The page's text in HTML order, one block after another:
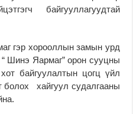
байгууллагуудтай
гэр хорооллын замын урд
“ Шинэ Яармаг” орон сууцны
байгуулалтын цогц үйл
болох хайгуул судалгааны